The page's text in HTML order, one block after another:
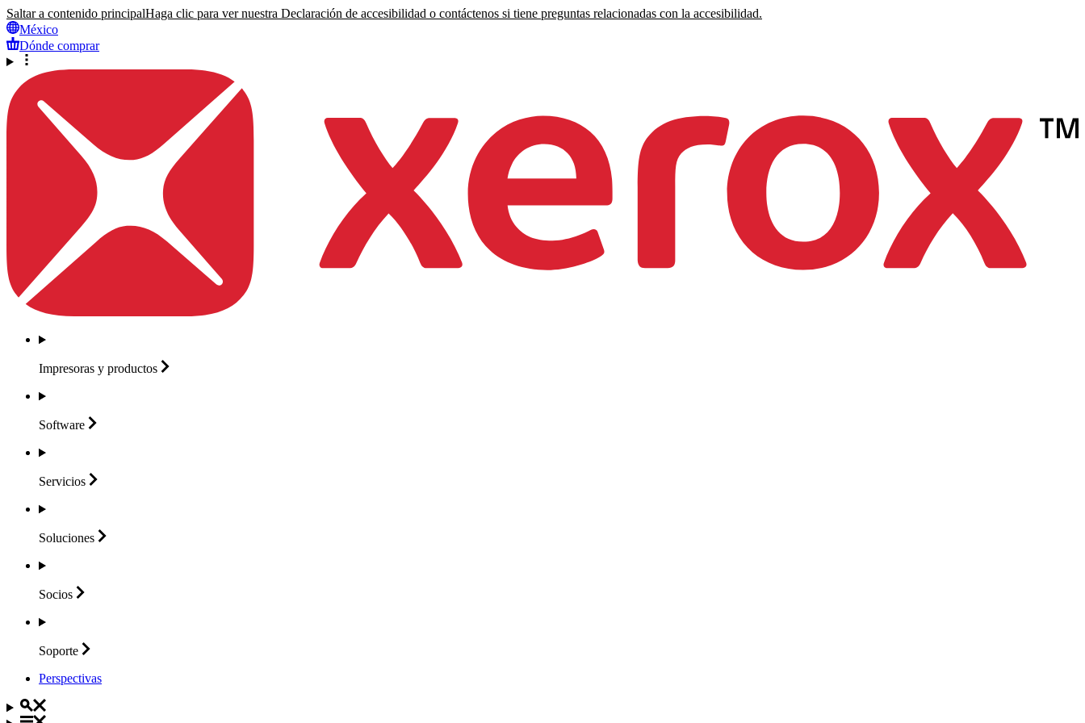
Saltar a contenido principalHaga clic para ver nuestra Declaración de accesibilidad o contáctenos si tiene preguntas relacionadas con la accesibilidad.
México
Dónde comprar
Impresoras y productos
Software
Servicios
Soluciones
Socios
Soporte
Perspectivas